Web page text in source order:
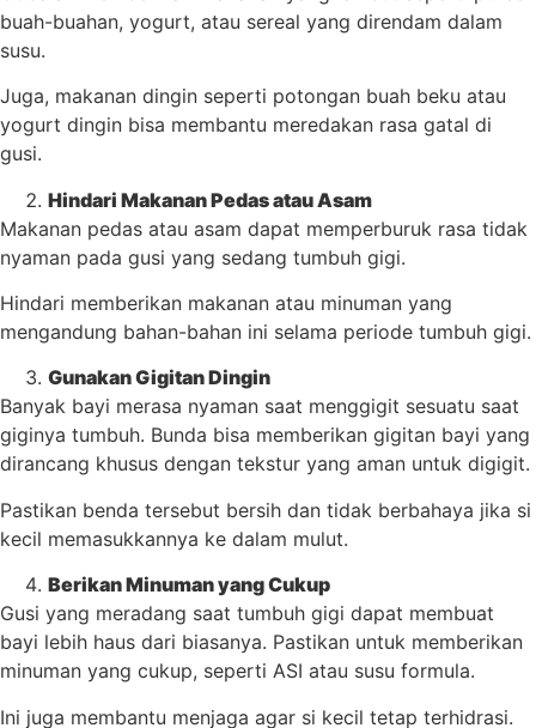
buah-buahan, yogurt, atau sereal yang direndam dalam
susu.
Juga, makanan dingin seperti potongan buah beku atau
yogurt dingin bisa membantu meredakan rasa gatal di
gusi.
Hindari Makanan Pedas atau Asam
Makanan pedas atau asam dapat memperburuk rasa tidak
nyaman pada gusi yang sedang tumbuh gigi.
Hindari memberikan makanan atau minuman yang
mengandung bahan-bahan ini selama periode tumbuh gigi.
Gunakan Gigitan Dingin
Banyak bayi merasa nyaman saat menggigit sesuatu saat
giginya tumbuh. Bunda bisa memberikan gigitan bayi yang
dirancang khusus dengan tekstur yang aman untuk digigit.
Pastikan benda tersebut bersih dan tidak berbahaya jika si
kecil memasukkannya ke dalam mulut.
Berikan Minuman yang Cukup
Gusi yang meradang saat tumbuh gigi dapat membuat
bayi lebih haus dari biasanya. Pastikan untuk memberikan
minuman yang cukup, seperti ASI atau susu formula.
Ini juga membantu menjaga agar si kecil tetap terhidrasi.